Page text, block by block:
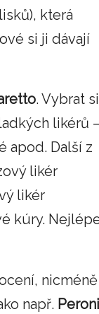
která
si ji dávají
. Vybrat si
likérů
apod. Další z
likér
likér
kúry.
nicméně
např. Peroni